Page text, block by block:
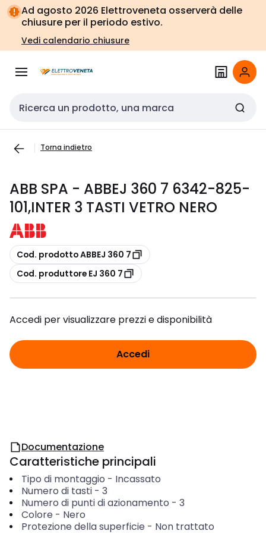
Vai alla
navigazione
Vai
alla
pagina
Ad agosto 2026 Elettroveneta osserverà delle
chiusure per il periodo estivo.
Vedi calendario chiusure
Cerca input
Torna indietro
ABB SPA - ABBEJ 360 7 6342-825-
101,INTER 3 TASTI VETRO NERO
copia
Cod. prodotto ABBEJ 360 7
copia
Cod. produttore EJ 360 7
Accedi per visualizzare prezzi e disponibilità
Accedi
Documentazione
Caratteristiche principali
Tipo di montaggio - Incassato
Numero di tasti- 3
Numero di punti di azionamento - 3
Colore - Nero
Protezione della superficie - Non trattato